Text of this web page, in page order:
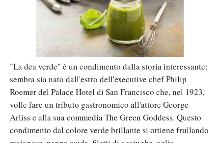
"La dea verde" è un condimento dalla storia interessante:
sembra sia nato dall'estro dell'executive chef Philip
Roemer del Palace Hotel di San Francisco che, nel 1923,
volle fare un tributo gastronomico all'attore George
Arliss e alla sua commedia The Green Goddess. Questo
condimento dal colore verde brillante si ottiene frullando